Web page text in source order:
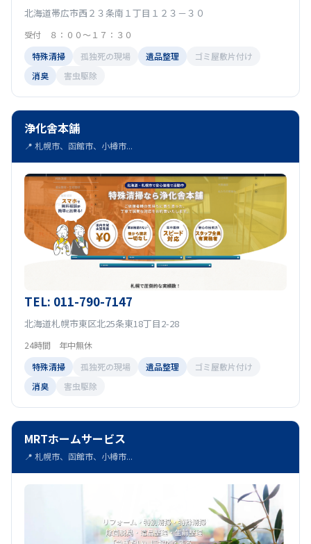
北海道帯広市西２３条南１丁目１２３－３０
受付 ８：００～１７：３０
特殊清掃
孤独死の現場 遺品整理
ゴミ屋敷片付け
消臭
害虫駆除
浄化舎本舗
📍 札幌市、函館市、小樽市...
TEL: 011-790-7147
北海道札幌市東区北25条東18丁目2-28
24時間 年中無休
特殊清掃
孤独死の現場 遺品整理
ゴミ屋敷片付け
消臭
害虫駆除
MRTホームサービス
📍 札幌市、函館市、小樽市...